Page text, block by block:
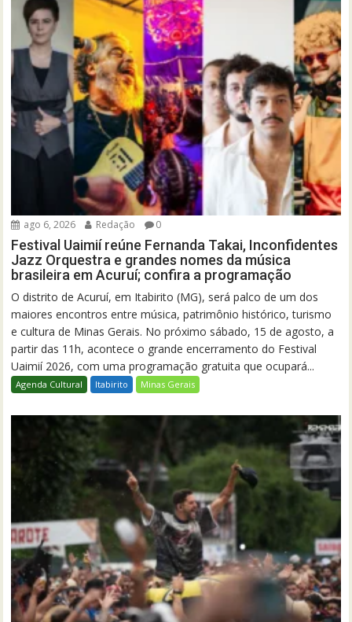
ago 6, 2026 Redação 0
Festival Uaimií reúne Fernanda Takai, Inconfidentes
Jazz Orquestra e grandes nomes da música
brasileira em Acuruí; confira a programação
O distrito de Acuruí, em Itabirito (MG), será palco de um dos
maiores encontros entre música, patrimônio histórico, turismo
e cultura de Minas Gerais. No próximo sábado, 15 de agosto, a
partir das 11h, acontece o grande encerramento do Festival
Uaimií 2026, com uma programação gratuita que ocupará...
Agenda Cultural Itabirito Minas Gerais